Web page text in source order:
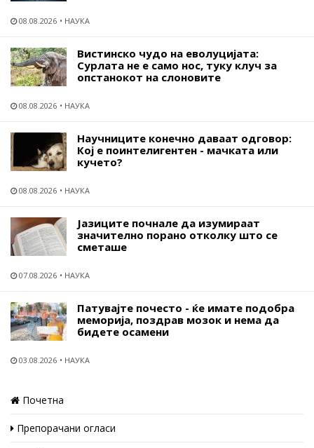
08.08.2026 НАУКА
Вистинско чудо на еволуцијата:
Сурлата не е само нос, туку клуч за
опстанокот на слоновите
08.08.2026 НАУКА
Научниците конечно даваат одговор:
Кој е поинтелигентен - мачката или
кучето?
08.08.2026 НАУКА
Јазиците почнале да изумираат
значително порано отколку што се
сметаше
07.08.2026 НАУКА
Патувајте почесто - ќе имате подобра
меморија, поздрав мозок и нема да
бидете осамени
03.08.2026 НАУКА
Почетна
Препорачани огласи